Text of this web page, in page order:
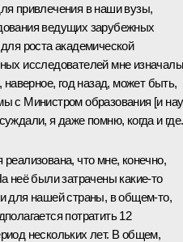
привлечения в наши вузы,
ведущих зарубежных
роста академической
исследователей мне
наверное, год назад, может быть,
с Министром образования [и
я даже помню, когда и где.
что мне, конечно,
неё были затрачены какие‑то
для нашей страны, в общем‑то,
потратить 12
нескольких лет. В общем,